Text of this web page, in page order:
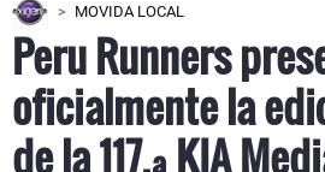
MOVIDA LOCAL
Peru Runners
oficialmente la
de la 117.ª KIA